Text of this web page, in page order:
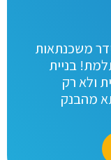
משכנתאות
בניית
רק